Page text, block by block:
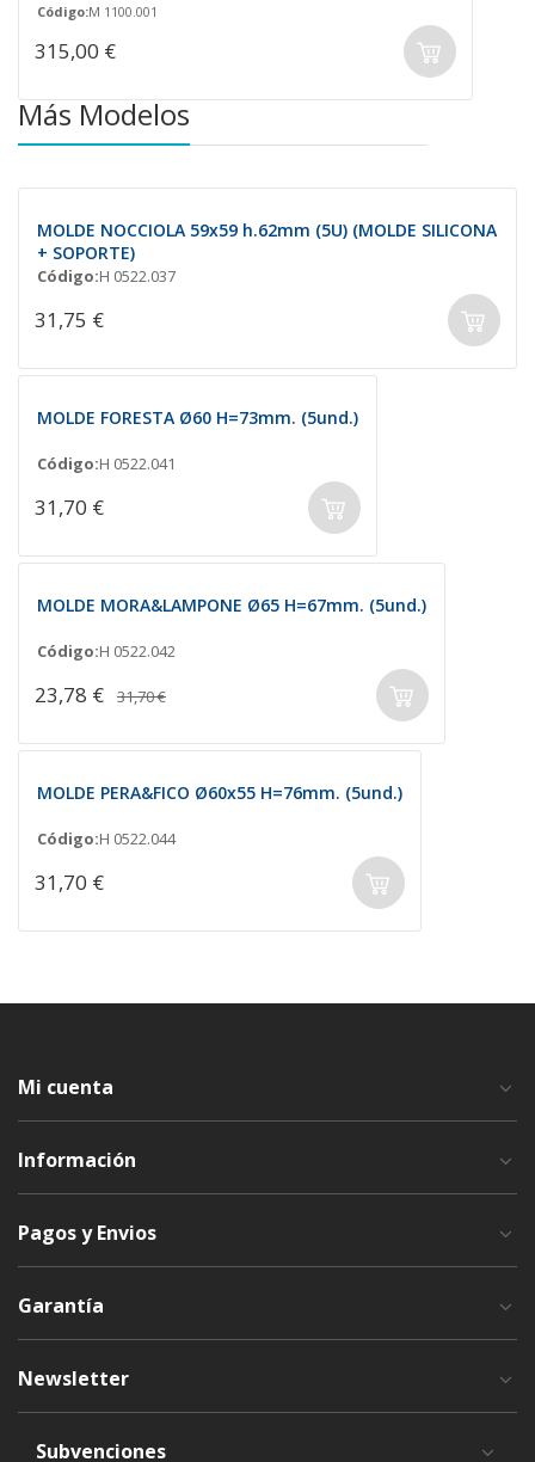
Código:M 1100.001
315,00 €
Más Modelos
MOLDE NOCCIOLA 59x59 h.62mm (5U) (MOLDE SILICONA
+ SOPORTE)
Código:H 0522.037
31,75 €
MOLDE FORESTA Ø60 H=73mm. (5und.)
Código:H 0522.041
31,70 €
MOLDE MORA&LAMPONE Ø65 H=67mm. (5und.)
Código:H 0522.042
23,78 € 31,70 €
MOLDE PERA&FICO Ø60x55 H=76mm. (5und.)
Código:H 0522.044
31,70 €
Mi cuenta
Información
Pagos y Envios
Garantía
Newsletter
Subvenciones